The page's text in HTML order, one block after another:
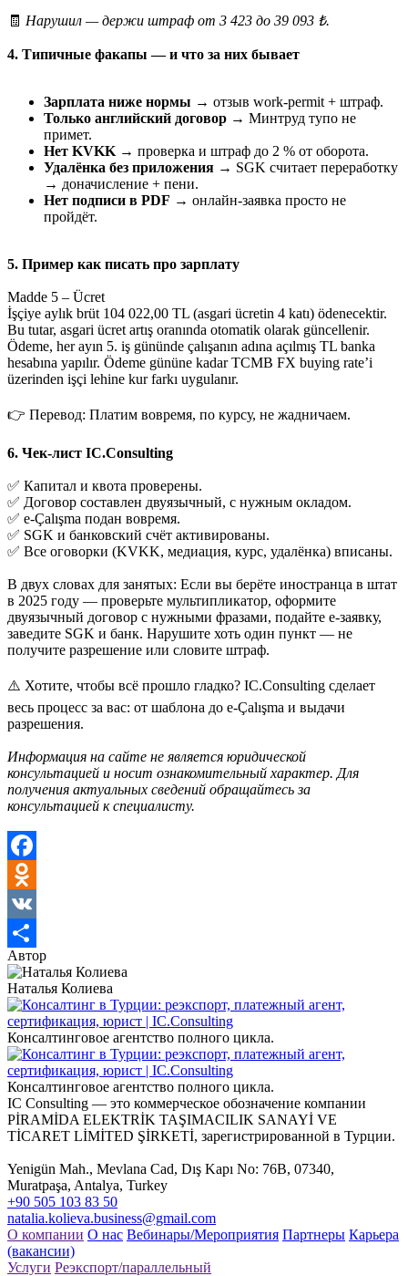
🧾 Нарушил — держи штраф от 3 423 до 39 093 ₺.
4. Типичные факапы — и что за них бывает
Зарплата ниже нормы → отзыв work-permit + штраф.
Только английский договор → Минтруд тупо не
примет.
Нет KVKK → проверка и штраф до 2 % от оборота.
Удалёнка без приложения → SGK считает переработку
→ доначисление + пени.
Нет подписи в PDF → онлайн-заявка просто не
пройдёт.
5. Пример как писать про зарплату
Madde 5 – Ücret
İşçiye aylık brüt 104 022,00 TL (asgari ücretin 4 katı) ödenecektir.
Bu tutar, asgari ücret artış oranında otomatik olarak güncellenir.
Ödeme, her ayın 5. iş gününde çalışanın adına açılmış TL banka
hesabına yapılır. Ödeme gününe kadar TCMB FX buying rate’i
üzerinden işçi lehine kur farkı uygulanır.
👉 Перевод: Платим вовремя, по курсу, не жадничаем.
6. Чек-лист IC.Consulting
✅ Капитал и квота проверены.
✅ Договор составлен двуязычный, с нужным окладом.
✅ e-Çalışma подан вовремя.
✅ SGK и банковский счёт активированы.
✅ Все оговорки (KVKK, медиация, курс, удалёнка) вписаны.
В двух словах для занятых: Если вы берёте иностранца в штат
в 2025 году — проверьте мультипликатор, оформите
двуязычный договор с нужными фразами, подайте e-заявку,
заведите SGK и банк. Нарушите хоть один пункт — не
получите разрешение или словите штраф.
⚠️ Хотите, чтобы всё прошло гладко? IC.Consulting сделает
весь процесс за вас: от шаблона до e-Çalışma и выдачи
разрешения.
Информация на сайте не является юридической
консультацией и носит ознакомительный характер. Для
получения актуальных сведений обращайтесь за
консультацией к специалисту.
Facebook
Odnoklassniki
VK
Отправить
Автор
Наталья Колиева
Консалтинговое агентство полного цикла.
Консалтинговое агентство полного цикла.
IC Consulting — это коммерческое обозначение компании
PİRAMİDA ELEKTRİK TAŞIMACILIK SANAYİ VE
TİCARET LİMİTED ŞİRKETİ, зарегистрированной в Турции.
Yenigün Mah., Mevlana Cad, Dış Kapı No: 76B, 07340,
Muratpaşa, Antalya, Turkey
+90 505 103 83 50
natalia.kolieva.business@gmail.com
О компании О нас Вебинары/Мероприятия Партнеры Карьера
(вакансии)
Услуги Реэкспорт/параллельный